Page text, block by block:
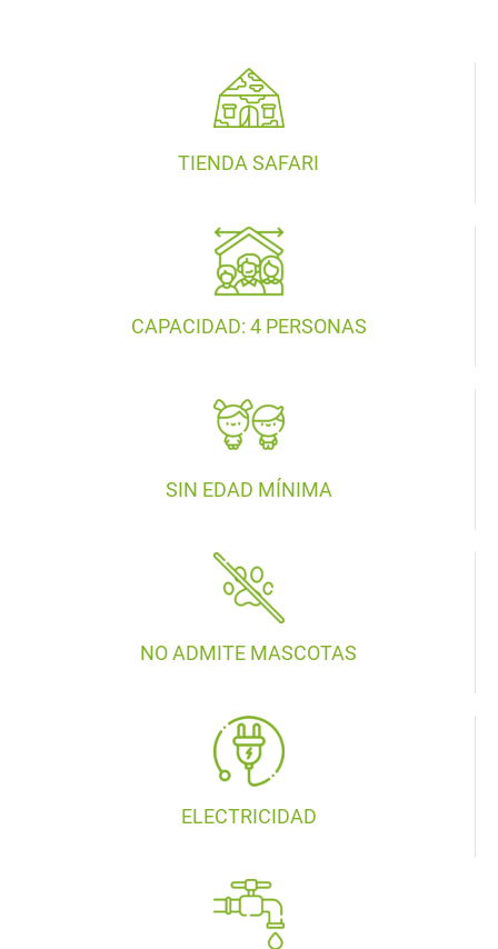
TIENDA SAFARI
CAPACIDAD: 4 PERSONAS
SIN EDAD MÍNIMA
NO ADMITE MASCOTAS
ELECTRICIDAD